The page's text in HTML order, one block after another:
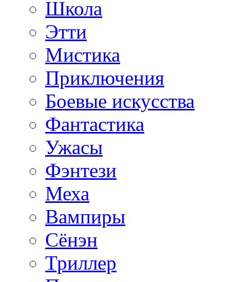
Школа
Этти
Мистика
Приключения
Боевые искусства
Фантастика
Ужасы
Фэнтези
Меха
Вампиры
Сёнэн
Триллер